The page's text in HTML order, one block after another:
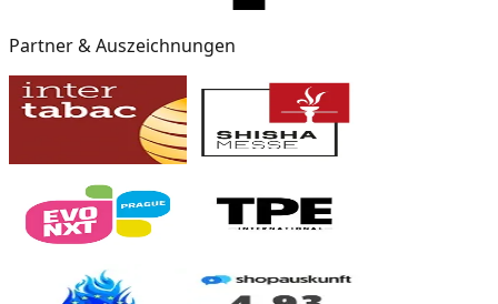
Partner & Auszeichnungen